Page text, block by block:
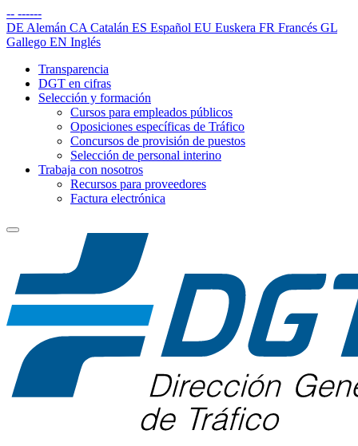
-- ------
DE Alemán CA Catalán ES Español EU Euskera FR Francés GL
Gallego EN Inglés
Transparencia
DGT en cifras
Selección y formación
Cursos para empleados públicos
Oposiciones específicas de Tráfico
Concursos de provisión de puestos
Selección de personal interino
Trabaja con nosotros
Recursos para proveedores
Factura electrónica